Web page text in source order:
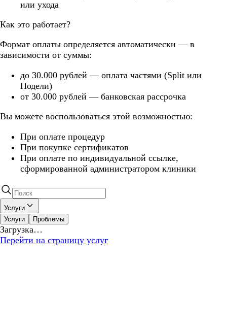
или ухода
Как это работает?
Формат оплаты определяется автоматически — в
зависимости от суммы:
до 30.000 рублей — оплата частями (Split или
Подели)
от 30.000 рублей — банковская рассрочка
Вы можете воспользоваться этой возможностью:
При оплате процедур
При покупке сертификатов
При оплате по индивидуальной ссылке,
сформированной администратором клиники
Услуги
Услуги
Проблемы
Загрузка…
Перейти на страницу услуг